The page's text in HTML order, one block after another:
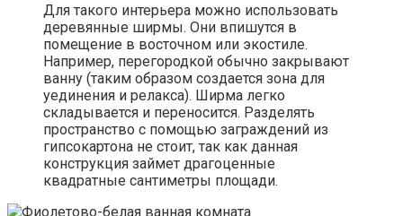
Для такого интерьера можно использовать
деревянные ширмы. Они впишутся в
помещение в восточном или экостиле.
Например, перегородкой обычно закрывают
ванну (таким образом создается зона для
уединения и релакса). Ширма легко
складывается и переносится. Разделять
пространство с помощью заграждений из
гипсокартона не стоит, так как данная
конструкция займет драгоценные
квадратные сантиметры площади.